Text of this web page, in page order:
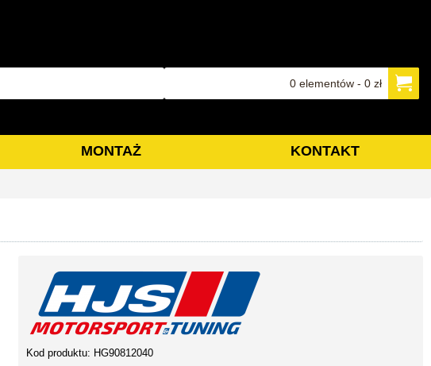
0 elementów - 0 zł
MONTAŻ KONTAKT
Kod produktu: HG90812040